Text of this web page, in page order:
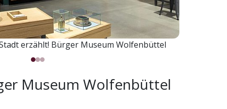
erzählt! Bürger Museum Wolfenbüttel
Museum Wolfenbüttel